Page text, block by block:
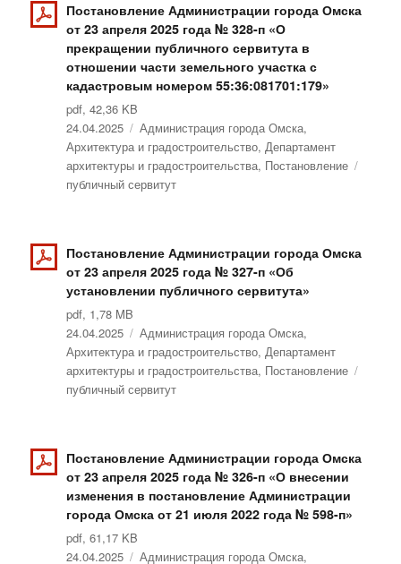
Постановление Администрации города Омска
от 23 апреля 2025 года № 328-п «О
прекращении публичного сервитута в
отношении части земельного участка с
кадастровым номером 55:36:081701:179»
pdf, 42,36 KB
Опубликовано
24.04.2025 Рубрики
Администрация города Омска,
Архитектура и градостроительство,Департамент
архитектуры и градостроительства, Постановление
публичный сервитут
Постановление Администрации города Омска
от 23 апреля 2025 года № 327-п «Об
установлении публичного сервитута»
pdf, 1,78 MB
Опубликовано
24.04.2025 Рубрики
Администрация города Омска,
Архитектура и градостроительство,Департамент
архитектуры и градостроительства, Постановление
публичный сервитут
Постановление Администрации города Омска
от 23 апреля 2025 года № 326-п «О внесении
изменения в постановление Администрации
города Омска от 21 июля 2022 года № 598-п»
pdf, 61,17 KB
Опубликовано
24.04.2025 Рубрики
Администрация города Омска,